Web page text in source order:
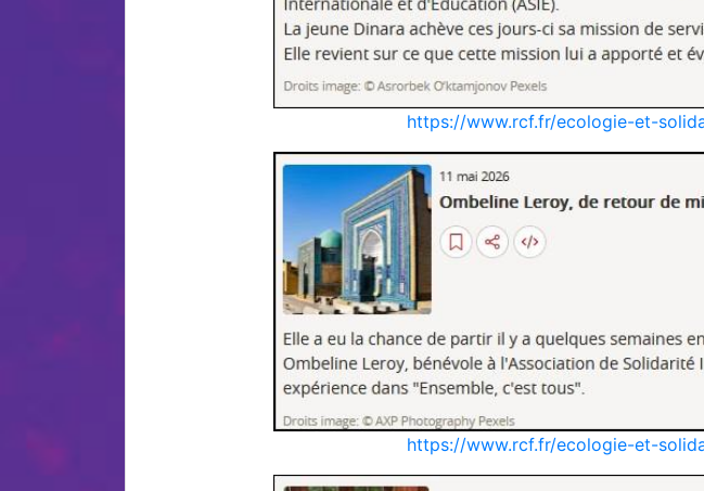
https://www.rcf.fr/ecologie-et-
https://www.rcf.fr/ecologie-et-